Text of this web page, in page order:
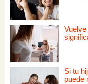
Si tu
puede